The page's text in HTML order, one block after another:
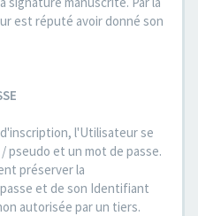
est réputé avoir donné son
l'Utilisateur se
pseudo et un mot de passe.
préserver la
et de son Identifiant
autorisée par un tiers.